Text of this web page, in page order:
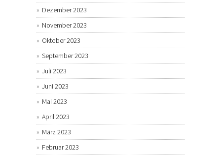
Dezember 2023
November 2023
Oktober 2023
September 2023
Juli 2023
Juni 2023
Mai 2023
April 2023
März 2023
Februar 2023